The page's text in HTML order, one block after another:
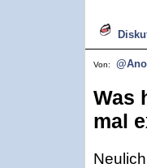
Von:
Was
mal